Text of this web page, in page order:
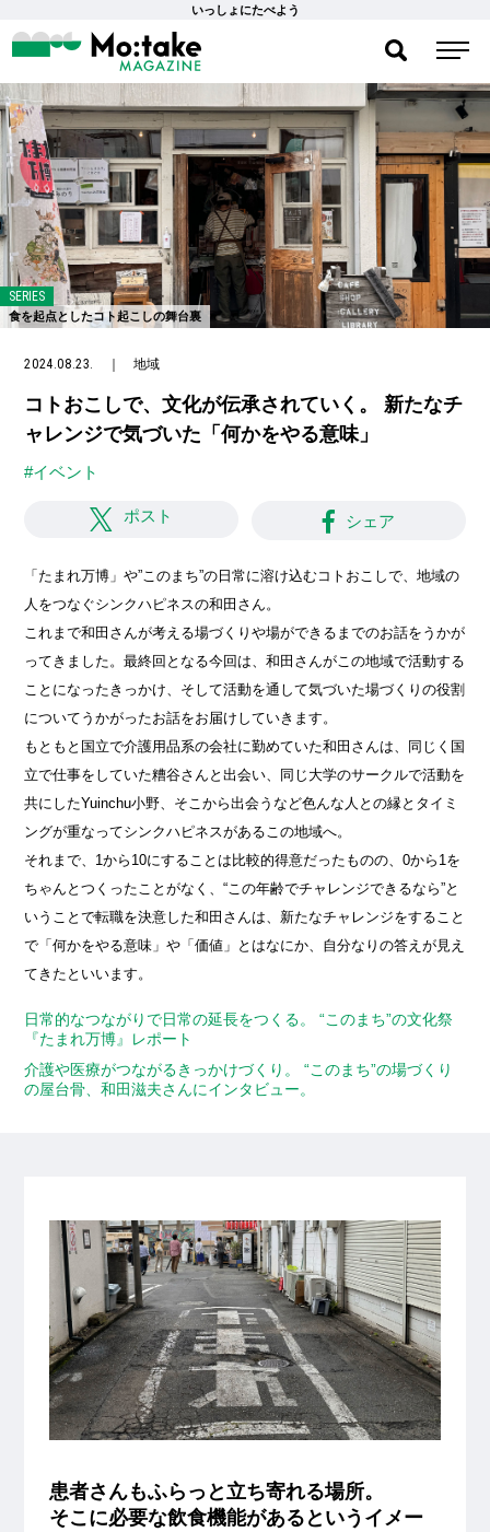
いっしょにたべよう
SERIES
食を起点としたコト起こしの舞台裏
2024.08.23. ｜地域
コトおこしで、文化が伝承されていく。 新たなチ
ャレンジで気づいた「何かをやる意味」
#イベント
ポスト シェア
「たまれ万博」や”このまち”の日常に溶け込むコトおこしで、地域の
人をつなぐシンクハピネスの和田さん。
これまで和田さんが考える場づくりや場ができるまでのお話をうかが
ってきました。最終回となる今回は、和田さんがこの地域で活動する
ことになったきっかけ、そして活動を通して気づいた場づくりの役割
についてうかがったお話をお届けしていきます。
もともと国立で介護用品系の会社に勤めていた和田さんは、同じく国
立で仕事をしていた糟谷さんと出会い、同じ大学のサークルで活動を
共にしたYuinchu小野、そこから出会うなど色んな人との縁とタイミ
ングが重なってシンクハピネスがあるこの地域へ。
それまで、1から10にすることは比較的得意だったものの、0から1を
ちゃんとつくったことがなく、“この年齢でチャレンジできるなら”と
いうことで転職を決意した和田さんは、新たなチャレンジをすること
で「何かをやる意味」や「価値」とはなにか、自分なりの答えが見え
てきたといいます。
日常的なつながりで日常の延長をつくる。 “このまち”の文化祭
『たまれ万博』レポート
介護や医療がつながるきっかけづくり。 “このまち”の場づくり
の屋台骨、和田滋夫さんにインタビュー。
患者さんもふらっと立ち寄れる場所。
そこに必要な飲食機能があるというイメー